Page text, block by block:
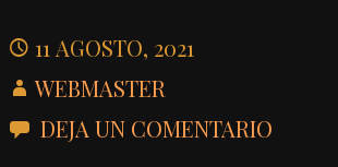
11 AGOSTO, 2021
WEBMASTER
DEJA UN COMENTARIO